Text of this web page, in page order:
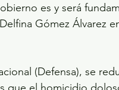
es y será
Gómez Álvarez
(Defensa), se